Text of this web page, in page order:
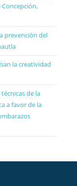
prevención del
la creatividad
de la
a favor de la